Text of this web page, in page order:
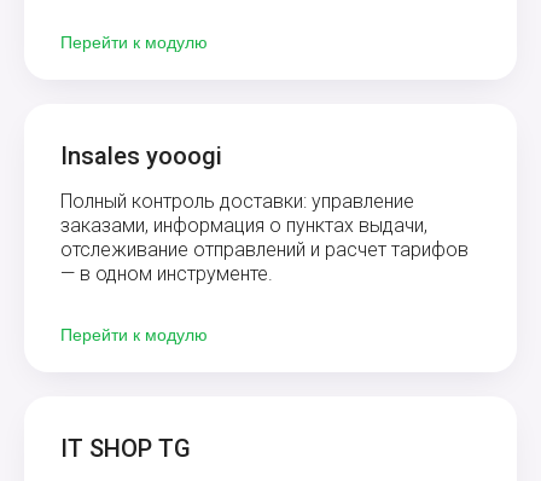
Перейти к модулю
Insales yooogi
Полный контроль доставки: управление
заказами, информация о пунктах выдачи,
отслеживание отправлений и расчет тарифов
— в одном инструменте.
Перейти к модулю
IT SHOP TG